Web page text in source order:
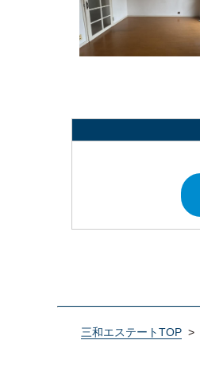
三和エステートTOP >